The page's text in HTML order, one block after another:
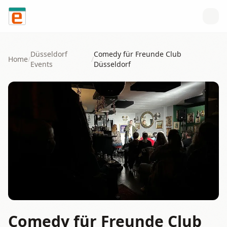
Skip to content
Home/
Düsseldorf
Events
/
Comedy für Freunde Club
Düsseldorf
Comedy für Freunde Club